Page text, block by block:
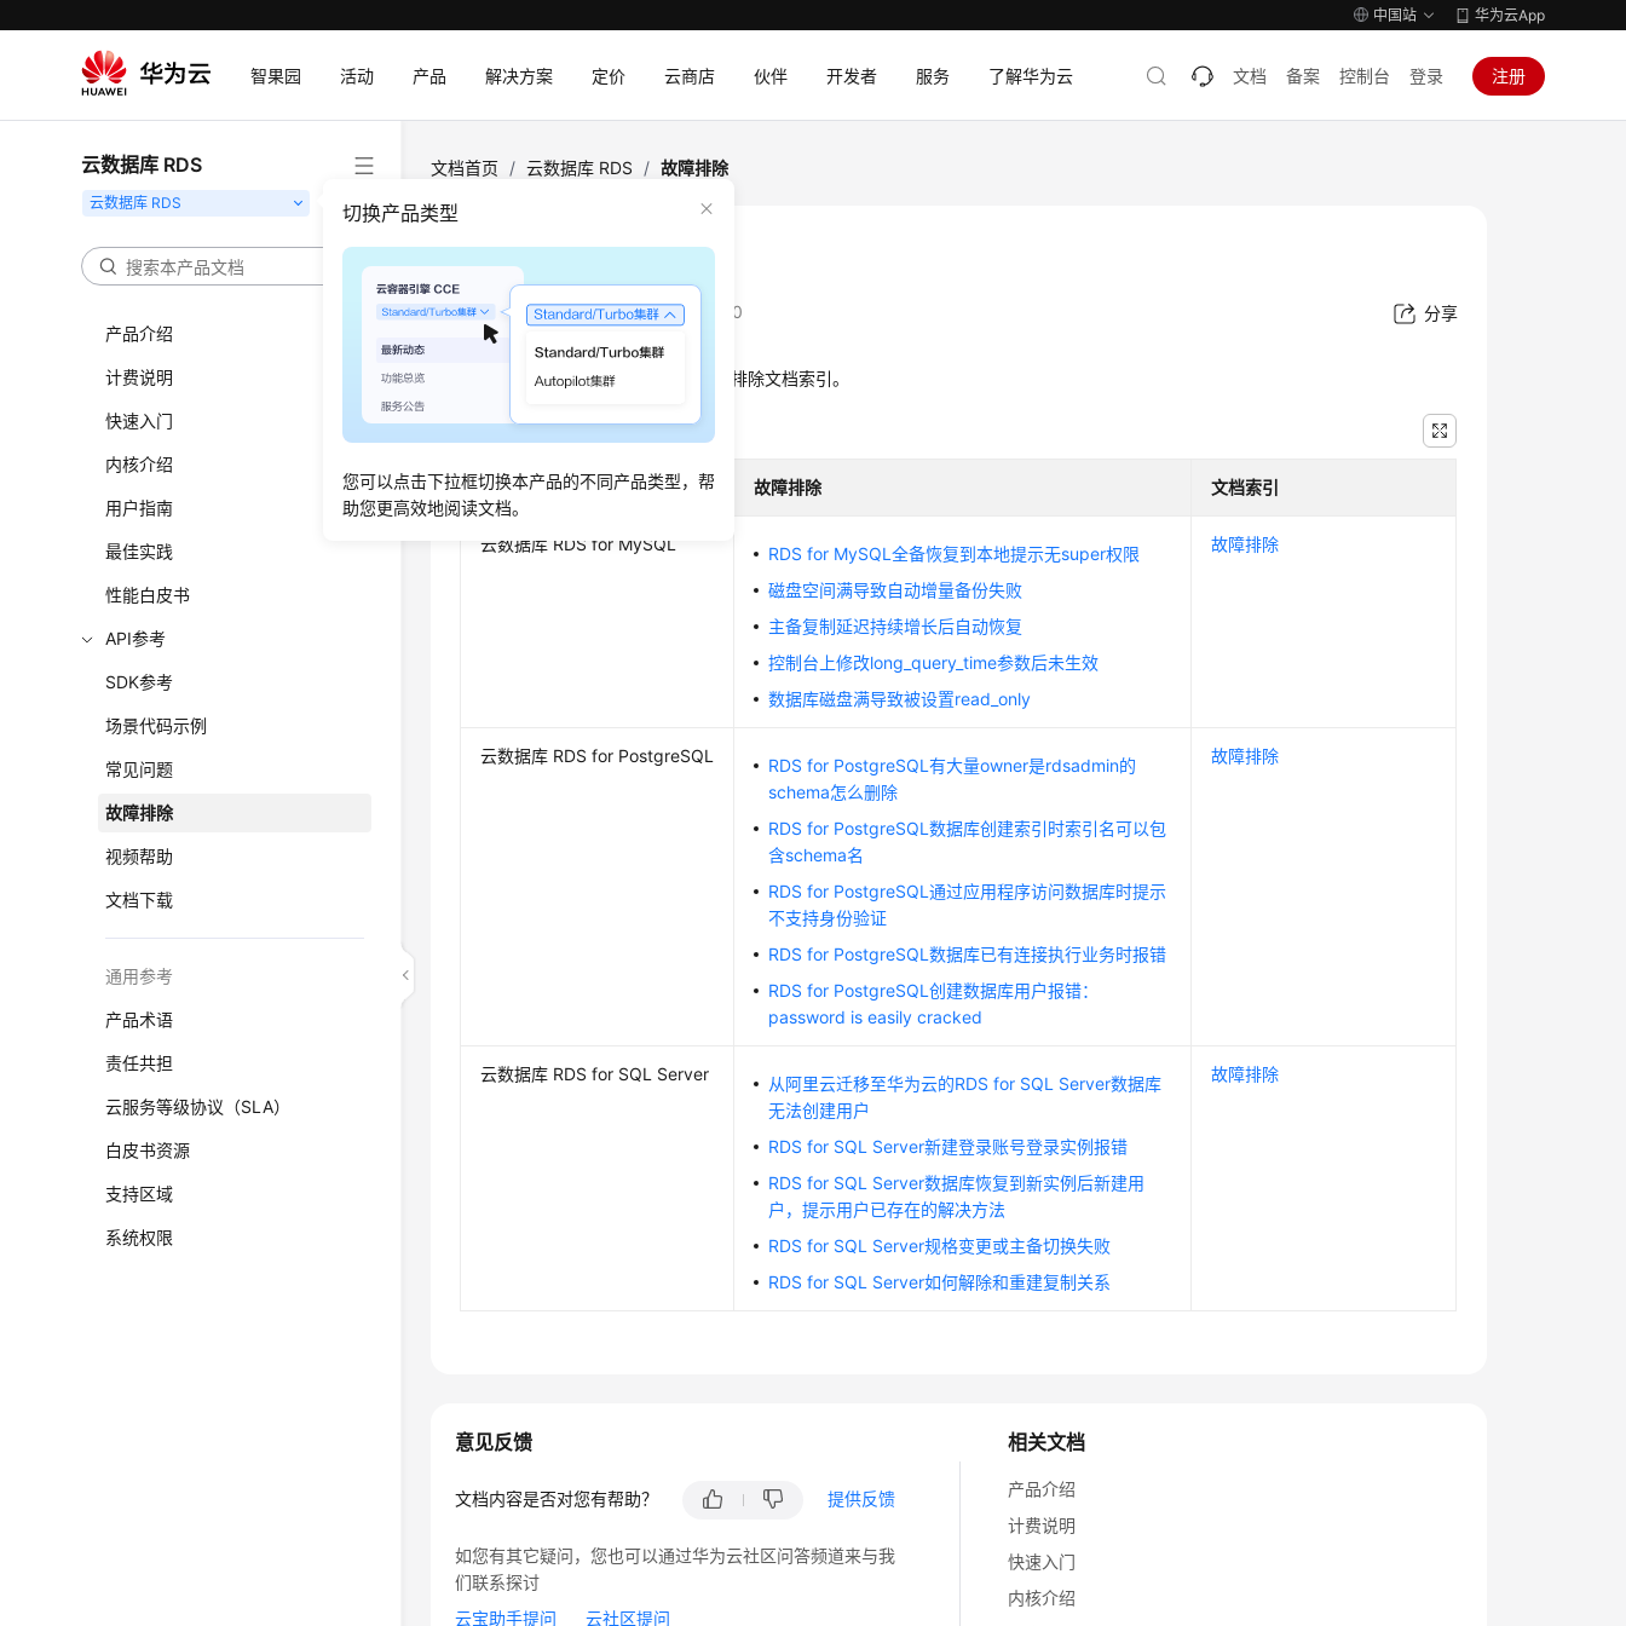
中国站 华为云App
智果园 活动 产品 解决方案 定价 云商店 伙伴 开发者 服务 了解华为云 文档 备案 控制台 登录 注册
云数据库 RDS
切换产品类型
您可以点击下拉框切换本产品的不同产品类型，帮
助您更高效地阅读文档。
产品介绍
计费说明
快速入门
内核介绍
用户指南
最佳实践
性能白皮书
API参考
SDK参考
场景代码示例
常见问题
故障排除
视频帮助
文档下载
通用参考
产品术语
责任共担
云服务等级协议（SLA）
白皮书资源
支持区域
系统权限
文档首页 / 云数据库 RDS / 故障排除
故障排除
更新时间：2025-04-23 GMT+08:00 分享
本文介绍云数据库RDS各产品的故障排除文档索引。
产品类型 故障排除 文档索引
云数据库 RDS for MySQL
RDS for MySQL全备恢复到本地提示无super权限
磁盘空间满导致自动增量备份失败
主备复制延迟持续增长后自动恢复
控制台上修改long_query_time参数后未生效
数据库磁盘满导致被设置read_only
故障排除
云数据库 RDS for PostgreSQL
RDS for PostgreSQL有大量owner是rdsadmin的
schema怎么删除
RDS for PostgreSQL数据库创建索引时索引名可以包
含schema名
RDS for PostgreSQL通过应用程序访问数据库时提示
不支持身份验证
RDS for PostgreSQL数据库已有连接执行业务时报错
RDS for PostgreSQL创建数据库用户报错：
password is easily cracked
故障排除
云数据库 RDS for SQL Server
从阿里云迁移至华为云的RDS for SQL Server数据库
无法创建用户
RDS for SQL Server新建登录账号登录实例报错
RDS for SQL Server数据库恢复到新实例后新建用
户，提示用户已存在的解决方法
RDS for SQL Server规格变更或主备切换失败
RDS for SQL Server如何解除和重建复制关系
故障排除
相关文档
产品介绍
计费说明
快速入门
内核介绍
意见反馈
文档内容是否对您有帮助？ 提供反馈
如您有其它疑问，您也可以通过华为云社区问答频道来与我
们联系探讨
云宝助手提问
云社区提问